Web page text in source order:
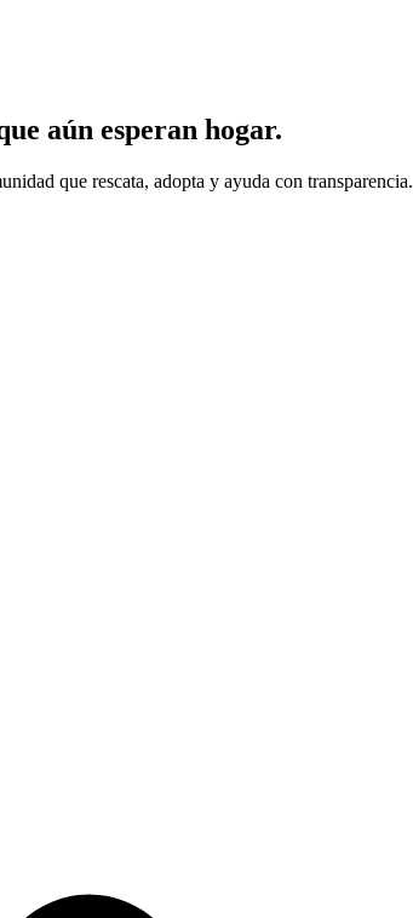
aún esperan hogar.
que rescata, adopta y ayuda con transparencia.